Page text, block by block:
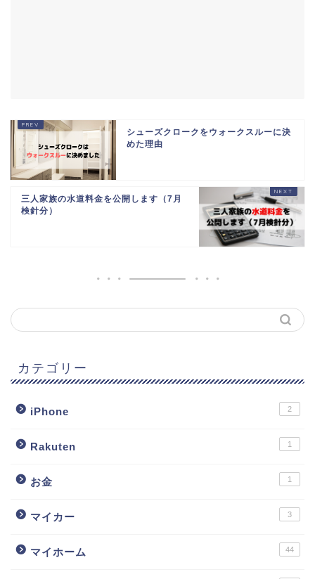
シューズクロークをウォークスルーに決
めた理由
三人家族の水道料金を公開します（7月
検針分）
カテゴリー
iPhone 2
Rakuten 1
お金 1
マイカー 3
マイホーム 44